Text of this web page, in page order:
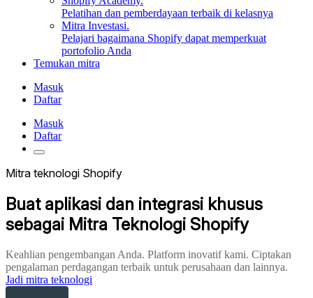
Pelatihan dan pemberdayaan terbaik di kelasnya
Mitra Investasi.
Pelajari bagaimana Shopify dapat memperkuat
portofolio Anda
Temukan mitra
Masuk
Daftar
Masuk
Daftar
Mitra teknologi Shopify
Buat aplikasi dan integrasi khusus
sebagai Mitra Teknologi Shopify
Keahlian pengembangan Anda. Platform inovatif kami. Ciptakan
pengalaman perdagangan terbaik untuk perusahaan dan lainnya.
Jadi mitra teknologi